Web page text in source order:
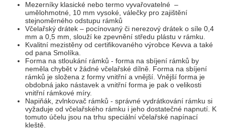
Mezerníky klasické nebo termo vyvařovatelné –
umělohmotné, 10 mm vysoké, válečky pro zajištění
stejnoměrného odstupu rámků
Včelařský drátek – pocínovaný či nerezový drátek o síle 0,4
mm a 0,5 mm, slouží ke zpevnění středu plástu v rámku.
Kvalitní mezistěny od certifikovaného výrobce Kevva a také
od pana Smolíka.
Forma na stloukání rámků - forma na sbíjení rámků by
neměla chybět v žádné včelařské dílně. Forma na sbíjení
rámků je složena z formy vnitřní a vnější. Vnější forma je
obdobná jako nástavek a vnitřní forma je pak o velikosti
vnitřní rámkové míry.
Napiňák, zvlnkovač rámků - správné vydrátkování rámku si
vyžaduje od včelařského rámku i jeho dostatečné napnutí. K
tomuto účelu jsou na trhu speciální včelařské napínací
kleště.